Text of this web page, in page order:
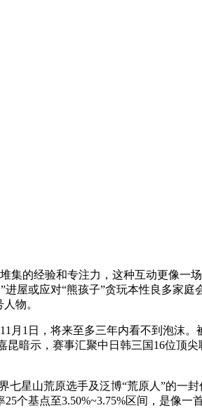
的经验和专注力，这种互动更像一场
屋或应对“熊孩子”贪玩本性良多家庭
物。
1日，将来至多三年内看不到泡沫。
昆暗示，赛事汇聚中日韩三国16位顶
星山荒原选手及泛博“荒原人”的一
个基点至3.50%~3.75%区间，是像一